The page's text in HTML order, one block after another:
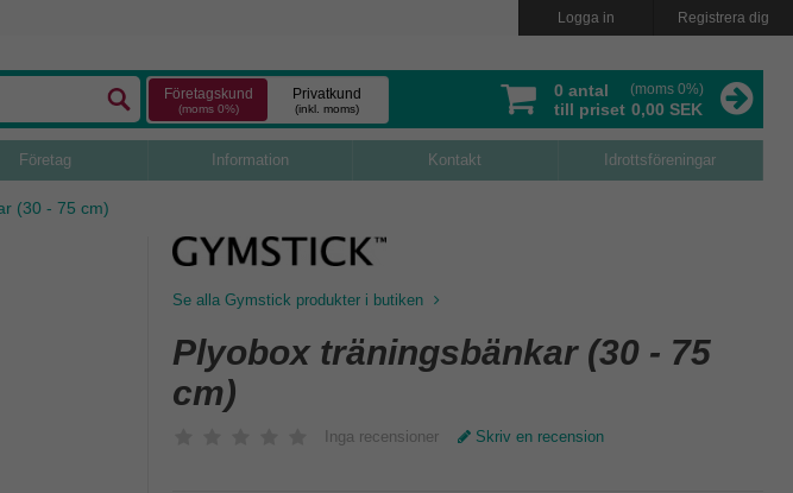
Logga in Registrera dig
Företagskund
(moms 0%)
Privatkund
(inkl. moms)
0 antal
till priset 0,00 SEK
(moms 0%)
Företag Information Kontakt Idrottsföreningar
(30 - 75 cm)
Plyobox träningsbänkar (30 - 75
cm)
Inga recensioner Skriv en recension
Se alla Gymstick produkter i butiken